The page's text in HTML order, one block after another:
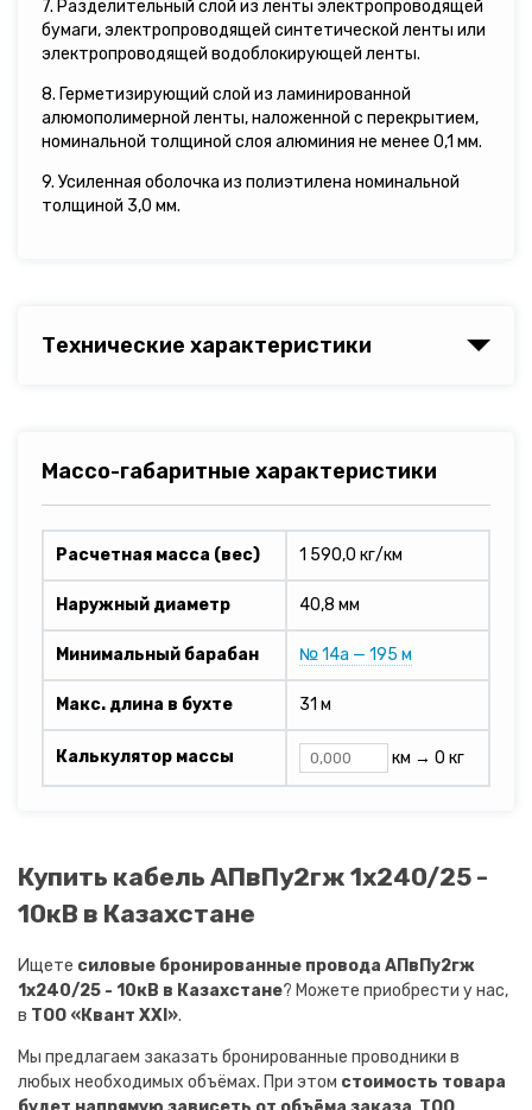
7. Разделительный слой из ленты электропроводящей
бумаги, электропроводящей синтетической ленты или
электропроводящей водоблокирующей ленты.
8. Герметизирующий слой из ламинированной
алюмополимерной ленты, наложенной с перекрытием,
номинальной толщиной слоя алюминия не менее 0,1 мм.
9. Усиленная оболочка из полиэтилена номинальной
толщиной 3,0 мм.
Технические характеристики
Массо-габаритные характеристики
Расчетная масса (вес) 1 590,0 кг/км
Наружный диаметр 40,8 мм
Минимальный барабан № 14а — 195 м
Макс. длина в бухте 31 м
Калькулятор массы км → 0 кг
Купить кабель АПвПу2гж 1х240/25 -
10кВ в Казахстане
Ищете силовые бронированные провода АПвПу2гж
1х240/25 - 10кВ в Казахстане? Можете приобрести у нас,
в ТОО «Квант XXI».
Мы предлагаем заказать бронированные проводники в
любых необходимых объёмах. При этом стоимость товара